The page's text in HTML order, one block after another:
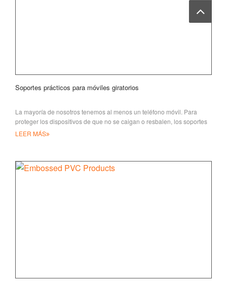
Soportes prácticos para móviles giratorios
La mayoría de nosotros tenemos al menos un teléfono móvil. Para
proteger los dispositivos de que no se caigan o resbalen, los soportes
giratorios para teléfonos son q
LEER MÁS